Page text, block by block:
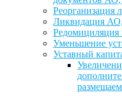
Ликвидация
Редомициляция
Уменьшение
Уставный